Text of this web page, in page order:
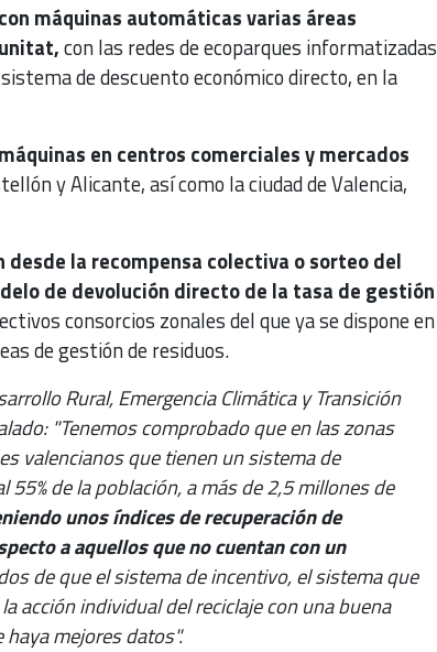
máquinas automáticas varias áreas
con las redes de ecoparques informatizadas
de descuento económico directo, en la
en centros comerciales y mercados
y Alicante, así como la ciudad de Valencia,
desde la recompensa colectiva o sorteo del
de devolución directo de la tasa de gestión
consorcios zonales del que ya se dispone en
de gestión de residuos.
Rural, Emergencia Climática y Transición
"Tenemos comprobado que en las zonas
valencianos que tienen un sistema de
de la población, a más de 2,5 millones de
unos índices de recuperación de
a aquellos que no cuentan con un
de que el sistema de incentivo, el sistema que
acción individual del reciclaje con una buena
mejores datos".